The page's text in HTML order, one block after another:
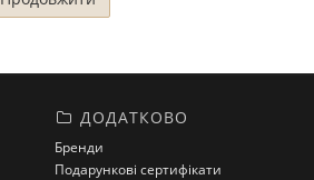
ДОДАТКОВО
Бренди
Подарункові сертифікати